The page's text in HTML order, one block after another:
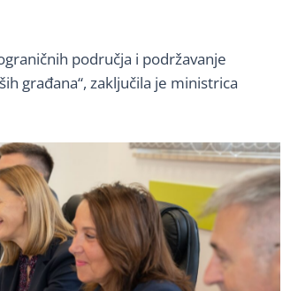
područja i podržavanje
građana“, zaključila je ministrica